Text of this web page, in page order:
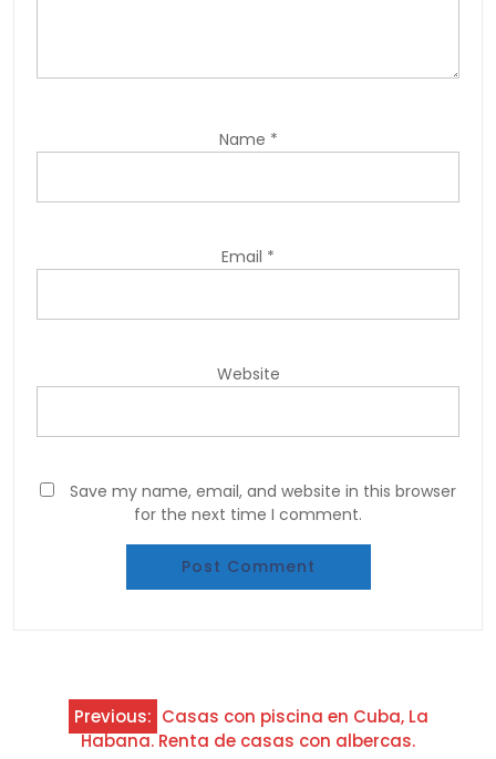
Name *
Email *
Website
Save my name, email, and website in this browser
for the next time I comment.
navigation
Previous: Casas con piscina en Cuba, La
Habana. Renta de casas con albercas.